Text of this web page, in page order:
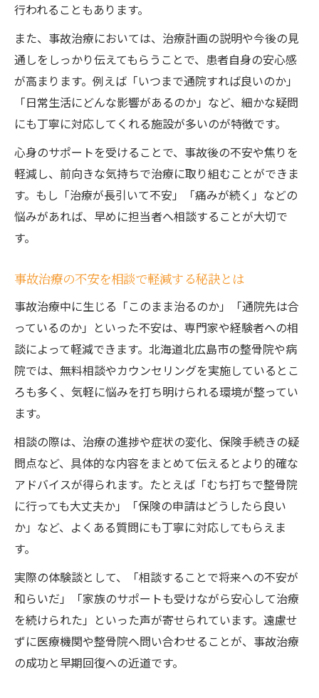
行われることもあります。
また、事故治療においては、治療計画の説明や今後の見
通しをしっかり伝えてもらうことで、患者自身の安心感
が高まります。例えば「いつまで通院すれば良いのか」
「日常生活にどんな影響があるのか」など、細かな疑問
にも丁寧に対応してくれる施設が多いのが特徴です。
心身のサポートを受けることで、事故後の不安や焦りを
軽減し、前向きな気持ちで治療に取り組むことができま
す。もし「治療が長引いて不安」「痛みが続く」などの
悩みがあれば、早めに担当者へ相談することが大切で
す。
事故治療の不安を相談で軽減する秘訣とは
事故治療中に生じる「このまま治るのか」「通院先は合
っているのか」といった不安は、専門家や経験者への相
談によって軽減できます。北海道北広島市の整骨院や病
院では、無料相談やカウンセリングを実施しているとこ
ろも多く、気軽に悩みを打ち明けられる環境が整ってい
ます。
相談の際は、治療の進捗や症状の変化、保険手続きの疑
問点など、具体的な内容をまとめて伝えるとより的確な
アドバイスが得られます。たとえば「むち打ちで整骨院
に行っても大丈夫か」「保険の申請はどうしたら良い
か」など、よくある質問にも丁寧に対応してもらえま
す。
実際の体験談として、「相談することで将来への不安が
和らいだ」「家族のサポートも受けながら安心して治療
を続けられた」といった声が寄せられています。遠慮せ
ずに医療機関や整骨院へ問い合わせることが、事故治療
の成功と早期回復への近道です。